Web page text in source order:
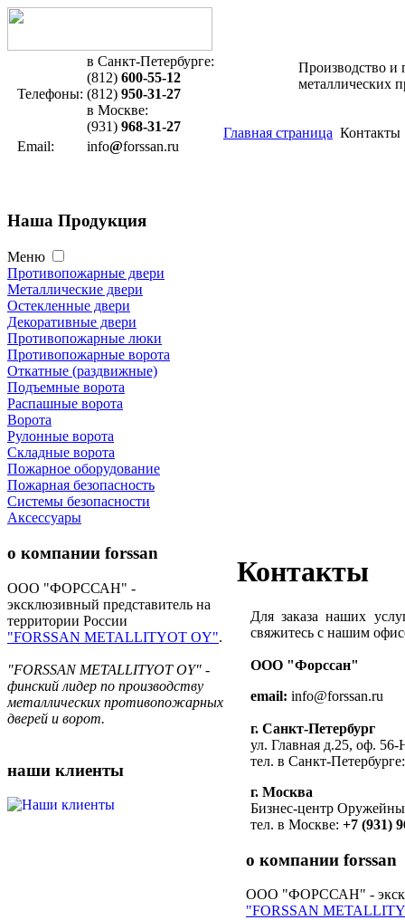
Телефоны:
в Санкт-Петербурге:
(812) 600-55-12
(812) 950-31-27
в Москве:
(931) 968-31-27
Email:
info@forssan.ru
Производство и
металлических
Главная страница Контакты
Наша Продукция
Меню
Противопожарные двери
Металлические двери
Остекленные двери
Декоративные двери
Противопожарные люки
Противопожарные ворота
Откатные (раздвижные)
Подъемные ворота
Распашные ворота
Ворота
Рулонные ворота
Складные ворота
Пожарное оборудование
Пожарная безопасность
Системы безопасности
Аксессуары
о компании forssan
ООО "ФОРССАН" -
эксклюзивный представитель на
территории России
"FORSSAN METALLITYOT OY".
"FORSSAN METALLITYOT OY" -
финский лидер по производству
металлических противопожарных
дверей и ворот.
наши клиенты
Контакты
Для заказа наших
свяжитесь с нашим
ООО "Форссан"
email: info@forssan.ru
г. Санкт-Петербург
ул. Главная д.25, оф. 56-
тел. в Санкт-
г. Москва
Бизнес-центр
тел. в Москве: +7 (931)
о компании forssan
ООО "ФОРССАН" -
"FORSSAN